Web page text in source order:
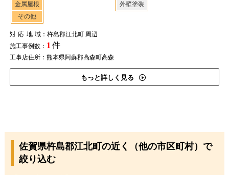
金属屋根
その他
外壁塗装
対応地域：杵島郡江北町 周辺
施工事例数： 1 件
工事店住所：熊本県阿蘇郡高森町高森
もっと詳しく見る
佐賀県杵島郡江北町の近く（他の市区町村）で
絞り込む